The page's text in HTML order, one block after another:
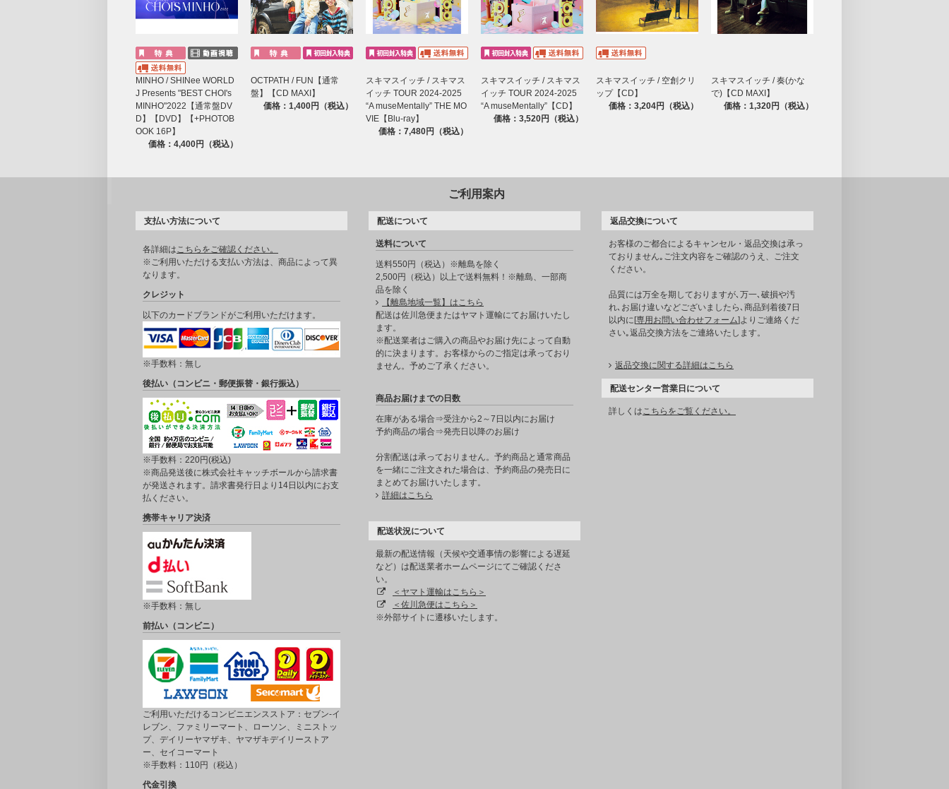
MINHO / SHINee WORLD
J Presents "BEST CHOI's
MINHO"2022【通常盤DV
D】【DVD】【+PHOTOB
OOK 16P】
価格：4,400円（税込）
OCTPATH / FUN【通常
盤】【CD MAXI】
価格：1,400円（税込）
スキマスイッチ / スキマス
イッチ TOUR 2024-2025
“A museMentally” THE MO
VIE【Blu-ray】
価格：7,480円（税込）
スキマスイッチ / スキマス
イッチ TOUR 2024-2025
“A museMentally”【CD】
価格：3,520円（税込）
スキマスイッチ / 空創クリ
ップ【CD】
価格：3,204円（税込）
スキマスイッチ / 奏(かな
で)【CD MAXI】
価格：1,320円（税込）
ご利用案内
支払い方法について
各詳細はこちらをご確認ください。
※ご利用いただける支払い方法は、商品によって異
なります。
クレジット
以下のカードブランドがご利用いただけます。
※手数料：無し
後払い（コンビニ・郵便振替・銀行振込）
※手数料：220円(税込)
※商品発送後に株式会社キャッチボールから請求書
が発送されます。請求書発行日より14日以内にお支
払ください。
携帯キャリア決済
※手数料：無し
前払い（コンビニ）
ご利用いただけるコンビニエンスストア：セブン-イ
レブン、ファミリーマート、ローソン、ミニストッ
プ、デイリーヤマザキ、ヤマザキデイリーストア
ー、セイコーマート
※手数料：110円（税込）
代金引換
配送について
送料について
送料550円（税込）※離島を除く
2,500円（税込）以上で送料無料！※離島、一部商
品を除く
【離島地域一覧】はこちら
配送は佐川急便またはヤマト運輸にてお届けいたし
ます。
※配送業者はご購入の商品やお届け先によって自動
的に決まります。お客様からのご指定は承っており
ません。予めご了承ください。
商品お届けまでの日数
在庫がある場合⇒受注から2～7日以内にお届け
予約商品の場合⇒発売日以降のお届け
分割配送は承っておりません。予約商品と通常商品
を一緒にご注文された場合は、予約商品の発売日に
まとめてお届けいたします。
詳細はこちら
配送状況について
最新の配送情報（天候や交通事情の影響による遅延
など）は配送業者ホームページにてご確認くださ
い。
＜ヤマト運輸はこちら＞
＜佐川急便はこちら＞
※外部サイトに遷移いたします。
返品交換について
お客様のご都合によるキャンセル・返品交換は承っ
ておりません｡ご注文内容をご確認のうえ、ご注文
ください。
品質には万全を期しておりますが､万一､破損や汚
れ､お届け違いなどございましたら､商品到着後7日
以内に[専用お問い合わせフォーム]よりご連絡くだ
さい｡返品交換方法をご連絡いたします。
返品交換に関する詳細はこちら
配送センター営業日について
詳しくはこちらをご覧ください。